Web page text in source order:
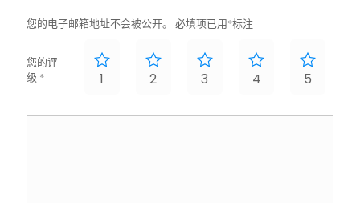
您的电子邮箱地址不会被公开。 必填项已用*标注
您的评
级 * 1 2 3 4 5